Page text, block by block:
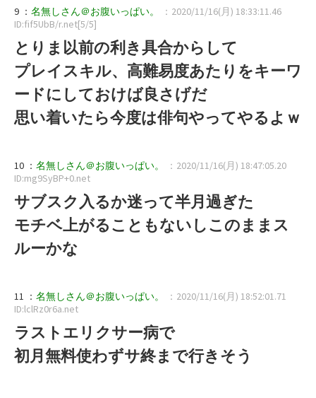
9 ： 名無しさん＠お腹いっぱい。
：2020/11/16(月) 18:33:11.46
ID:fif5UbB/r.net[5/5]
とりま以前の利き具合からして
プレイスキル、高難易度あたりをキーワ
ードにしておけば良さげだ
思い着いたら今度は俳句やってやるよｗ
10 ： 名無しさん＠お腹いっぱい。
：2020/11/16(月) 18:47:05.20
ID:mg9SyBP+0.net
サブスク入るか迷って半月過ぎた
モチベ上がることもないしこのままス
ルーかな
11 ： 名無しさん＠お腹いっぱい。
：2020/11/16(月) 18:52:01.71
ID:lclRz0r6a.net
ラストエリクサー病で
初月無料使わずサ終まで行きそう